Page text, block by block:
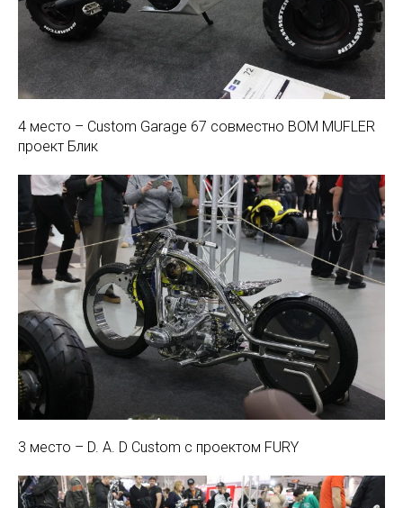
4 место – Custom Garage 67 cовместно BOM MUFLER
проект Блик
3 место – D. A. D Custom с проектом FURY